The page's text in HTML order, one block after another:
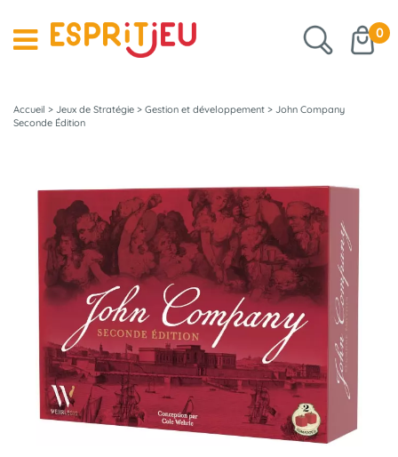
0
Accueil > Jeux de Stratégie > Gestion et développement > John Company
Seconde Édition